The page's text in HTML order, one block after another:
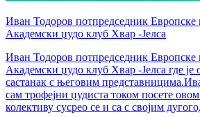
Иван Тодоров потпредседник Европске
Академски џудо клуб Хвар -Јелса
Иван Тодоров потпредседник Европске
Академски џудо клуб Хвар -Јелса где је
састанак с његовим
сам трофејни џудиста током посете
колективу сусрео се и са с својим